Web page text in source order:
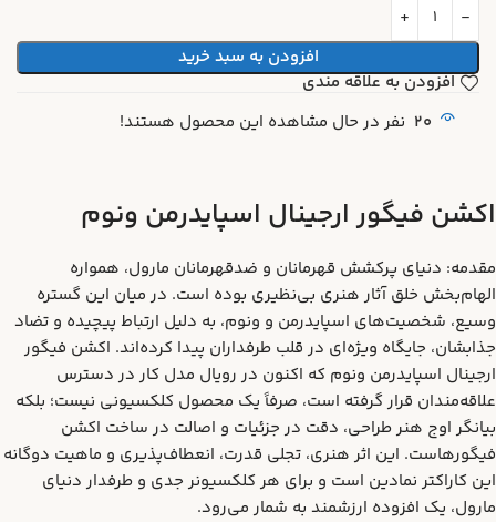
افزودن به سبد خرید
افزودن به علاقه مندی
20 نفر در حال مشاهده این محصول هستند!
اکشن فیگور ارجینال اسپایدرمن ونوم
مقدمه: دنیای پرکشش قهرمانان و ضدقهرمانان مارول، همواره
الهام‌بخش خلق آثار هنری بی‌نظیری بوده است. در میان این گستره
وسیع، شخصیت‌های اسپایدرمن و ونوم، به دلیل ارتباط پیچیده و تضاد
جذابشان، جایگاه ویژه‌ای در قلب طرفداران پیدا کرده‌اند. اکشن فیگور
ارجینال اسپایدرمن ونوم که اکنون در رویال مدل کار در دسترس
علاقه‌مندان قرار گرفته است، صرفاً یک محصول کلکسیونی نیست؛ بلکه
بیانگر اوج هنر طراحی، دقت در جزئیات و اصالت در ساخت اکشن
فیگورهاست. این اثر هنری، تجلی قدرت، انعطاف‌پذیری و ماهیت دوگانه
این کاراکتر نمادین است و برای هر کلکسیونر جدی و طرفدار دنیای
مارول، یک افزوده ارزشمند به شمار می‌رود.